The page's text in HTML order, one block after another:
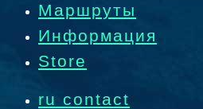
Маршруты
Информация
Store
ru contact